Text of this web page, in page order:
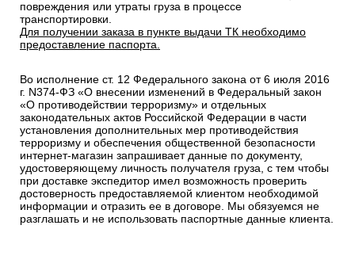
повреждения или утраты груза в процессе
транспортировки.
Для получении заказа в пункте выдачи ТК необходимо
предоставление паспорта.
Во исполнение ст. 12 Федерального закона от 6 июля 2016
г. N374-ФЗ «О внесении изменений в Федеральный закон
«О противодействии терроризму» и отдельных
законодательных актов Российской Федерации в части
установления дополнительных мер противодействия
терроризму и обеспечения общественной безопасности
интернет-магазин запрашивает данные по документу,
удостоверяющему личность получателя груза, с тем чтобы
при доставке экспедитор имел возможность проверить
достоверность предоставляемой клиентом необходимой
информации и отразить ее в договоре. Мы обязуемся не
разглашать и не использовать паспортные данные клиента.